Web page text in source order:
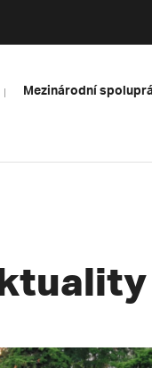
Mezinárodní